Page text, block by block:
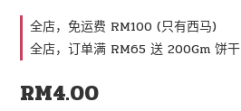
全店，免运费 RM100 (只有西马)
全店，订单满 RM65 送 200Gm 饼干
RM4.00